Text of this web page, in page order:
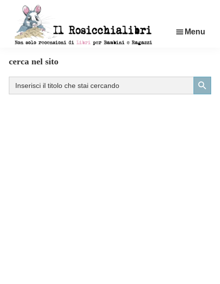
contenuto
di
libri
per
Menu
cerca nel sito
Search
for:
Search Button